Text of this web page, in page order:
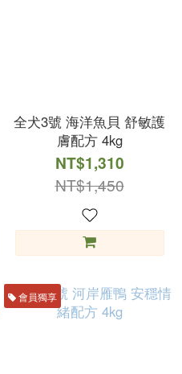
全犬3號 海洋魚貝 舒敏護
膚配方 4kg
NT$1,310
NT$1,450
會員獨享